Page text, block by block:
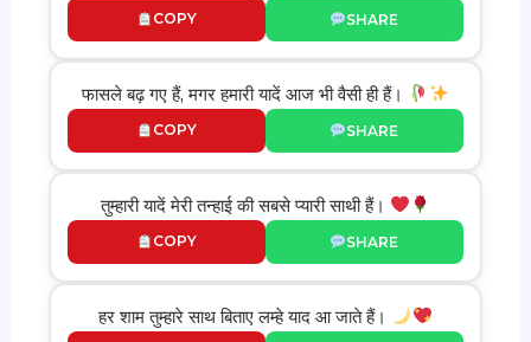
COPY SHARE
फासले बढ़ गए हैं, मगर हमारी यादें आज भी वैसी ही हैं।
COPY SHARE
तुम्हारी यादें मेरी तन्हाई की सबसे प्यारी साथी हैं।
COPY SHARE
हर शाम तुम्हारे साथ बिताए लम्हे याद आ जाते हैं।